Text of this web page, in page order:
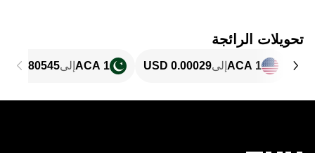
تحويلات الرائجة
1 ACA إلى 1 ACA إلى